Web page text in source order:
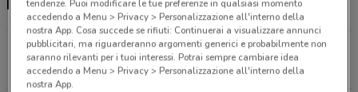
Negozi Veneta Cucine a Varese
VIA CAVOUR, 44 Varese
419 m
tendenze. Puoi modificare le tue preferenze in qualsiasi momento
accedendo a Menu > Privacy > Personalizzazione all'interno della
nostra App. Cosa succede se rifiuti: Continuerai a visualizzare annunci
pubblicitari, ma riguarderanno argomenti generici e probabilmente non
saranno rilevanti per i tuoi interessi. Potrai sempre cambiare idea
accedendo a Menu > Privacy > Personalizzazione all'interno della
nostra App.